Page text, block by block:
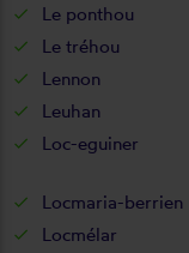
Le ponthou
Le tréhou
Lennon
Leuhan
Loc-eguiner
Locmaria-berrien
Locmélar